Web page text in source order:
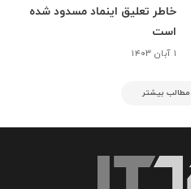
خاطر تعلیق اینماد مسدود شده
است
۱ آبان ۱۴۰۳
بیشتر